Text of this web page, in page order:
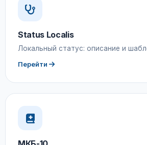
Status Localis
Локальный статус: описание и
Перейти